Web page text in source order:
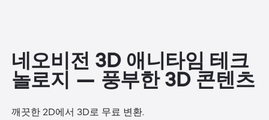
네오비전 3D 애니타임 테크
놀로지 — 풍부한 3D 콘텐츠
깨끗한 2D에서 3D로 무료 변환.